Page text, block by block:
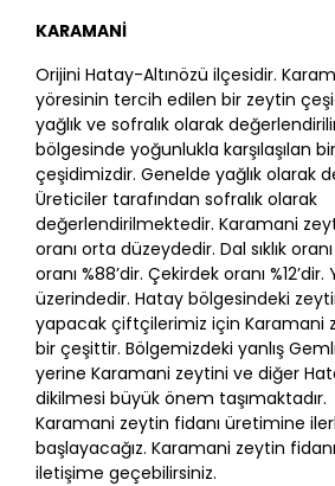
KARAMANİ
Orijini Hatay-Altınözü ilçesidir.
yöresinin tercih edilen bir zeytin
yağlık ve sofralık olarak
bölgesinde yoğunlukla karşılaşılan
çeşidimizdir. Genelde yağlık olarak
Üreticiler tarafından sofralık olarak
değerlendirilmektedir. Karamani
oranı orta düzeydedir. Dal sıklık
oranı %88’dir. Çekirdek oranı %12’dir.
üzerindedir. Hatay bölgesindeki
yapacak çiftçilerimiz için Karamani
bir çeşittir. Bölgemizdeki yanlış
yerine Karamani zeytini ve diğer
dikilmesi büyük önem taşımaktadır.
Karamani zeytin fidanı üretimine
başlayacağız. Karamani zeytin
iletişime geçebilirsiniz.